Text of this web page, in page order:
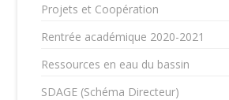
Projets et Coopération
Rentrée académique 2020-2021
Ressources en eau du bassin
SDAGE (Schéma Directeur)